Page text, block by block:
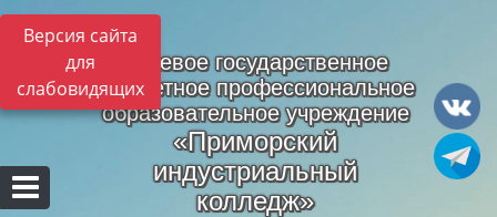
Версия сайта
для
слабовидящих
Краевое государственное
бюджетное профессиональное
образовательное учреждение
«Приморский
индустриальный
колледж»